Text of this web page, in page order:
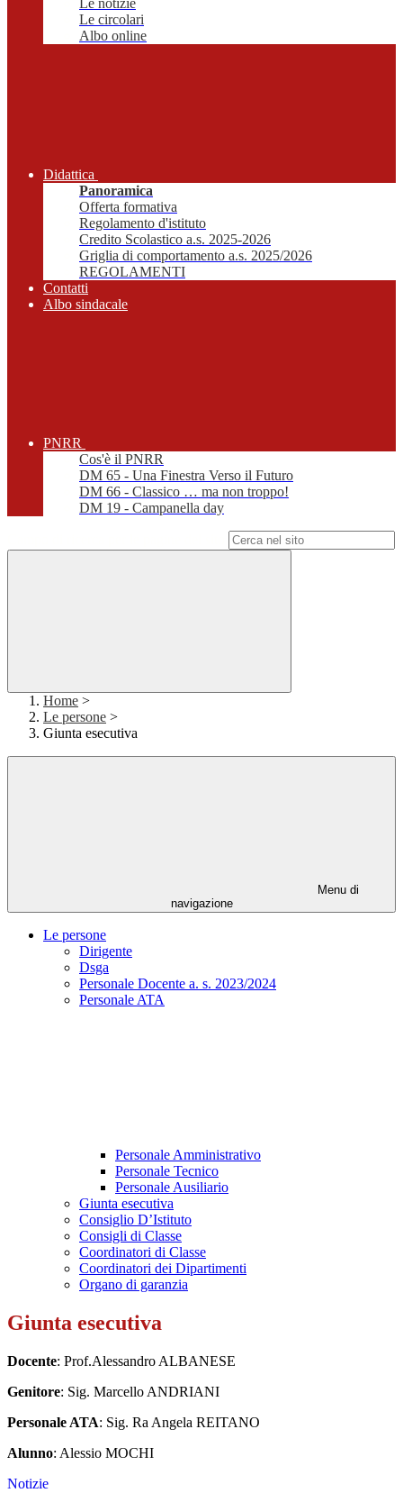
Le notizie
Le circolari
Albo online
Didattica
Panoramica
Offerta formativa
Regolamento d'istituto
Credito Scolastico a.s. 2025-2026
Griglia di comportamento a.s. 2025/2026
REGOLAMENTI
Contatti
Albo sindacale
PNRR
Cos'è il PNRR
DM 65 - Una Finestra Verso il Futuro
DM 66 - Classico … ma non troppo!
DM 19 - Campanella day
Home >
Le persone >
Giunta esecutiva
Menu di
navigazione
Le persone
Dirigente
Dsga
Personale Docente a. s. 2023/2024
Personale ATA
Personale Amministrativo
Personale Tecnico
Personale Ausiliario
Giunta esecutiva
Consiglio D’Istituto
Consigli di Classe
Coordinatori di Classe
Coordinatori dei Dipartimenti
Organo di garanzia
Giunta esecutiva
Docente: Prof.Alessandro ALBANESE
Genitore: Sig. Marcello ANDRIANI
Personale ATA: Sig. Ra Angela REITANO
Alunno: Alessio MOCHI
Notizie